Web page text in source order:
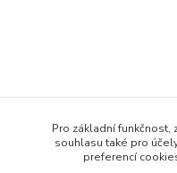
Pro základní
souhlasu také pro
preferencí